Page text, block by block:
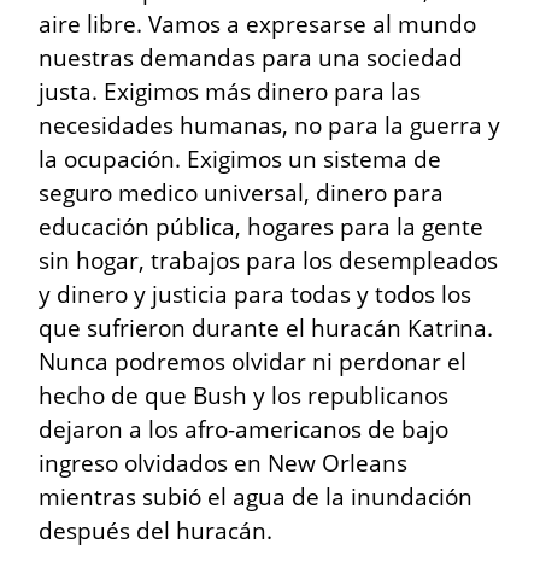
aire libre. Vamos a expresarse al mundo
nuestras demandas para una sociedad
justa. Exigimos más dinero para las
necesidades humanas, no para la guerra y
la ocupación. Exigimos un sistema de
seguro medico universal, dinero para
educación pública, hogares para la gente
sin hogar, trabajos para los desempleados
y dinero y justicia para todas y todos los
que sufrieron durante el huracán Katrina.
Nunca podremos olvidar ni perdonar el
hecho de que Bush y los republicanos
dejaron a los afro-americanos de bajo
ingreso olvidados en New Orleans
mientras subió el agua de la inundación
después del huracán.